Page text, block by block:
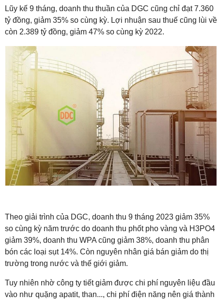
Lũy kế 9 tháng, doanh thu thuần của DGC cũng chỉ đạt 7.360
tỷ đồng, giảm 35% so cùng kỳ. Lợi nhuận sau thuế cũng lùi về
còn 2.389 tỷ đồng, giảm 47% so cùng kỳ 2022.
Theo giải trình của DGC, doanh thu 9 tháng 2023 giảm 35%
so cùng kỳ năm trước do doanh thu phốt pho vàng và H3PO4
giảm 39%, doanh thu WPA cũng giảm 38%, doanh thu phân
bón các loại sụt 14%. Còn nguyên nhân giá bán giảm do thị
trường trong nước và thế giới giảm.
Tuy nhiên nhờ công ty tiết giảm được chi phí nguyên liệu đầu
vào như quặng apatit, than..., chi phí điện năng nên giá thành